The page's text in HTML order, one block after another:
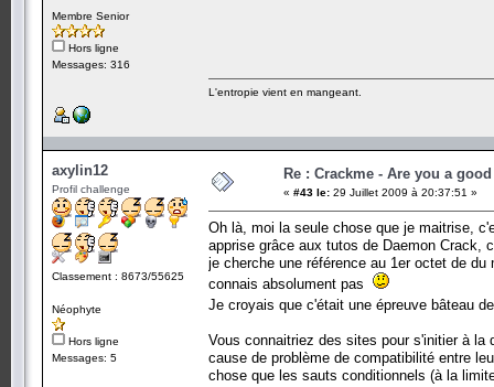
Membre Senior
Hors ligne
Messages: 316
L'entropie vient en mangeant.
axylin12
Profil challenge
Classement : 8673/55625
Néophyte
Hors ligne
Messages: 5
Re : Crackme - Are you a
« #43 le: 29 Juillet 2009 à 20:37:51 »
Oh là, moi la seule chose que je maitrise,
apprise grâce aux tutos de Daemon Crack,
je cherche une référence au 1er octet de
connais absolument pas
Je croyais que c'était une épreuve bâteau
Vous connaitriez des sites pour s'initier à
cause de problème de compatibilité entre
chose que les sauts conditionnels (à la